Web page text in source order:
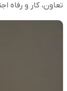
تعاون، کار و رفاه